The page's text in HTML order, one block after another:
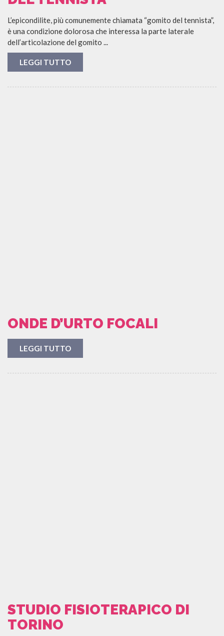
L’epicondilite, più comunemente chiamata “gomito del tennista”,
è una condizione dolorosa che interessa la parte laterale
dell’articolazione del gomito ...
LEGGI TUTTO
ONDE D’URTO FOCALI
LEGGI TUTTO
STUDIO FISIOTERAPICO DI
TORINO